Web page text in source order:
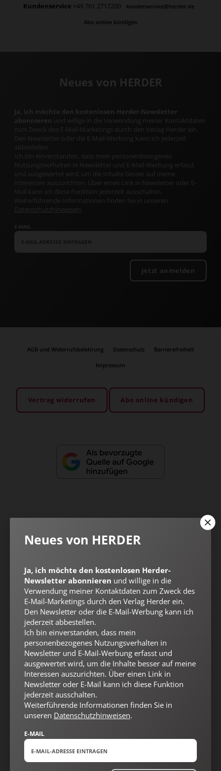
Kundenservice +49 761 2717200 kundenservice@herder.de
Abo online kündigen
Neues von HERDER
Ja, ich möchte den kostenlosen Herder-Newsletter
abonnieren und willige in die Verwendung meiner Kontaktdaten
zum Zweck des E-Mail-Marketings durch den Verlag Herder ein.
Den Newsletter oder die E-Mail-Werbung kann ich jederzeit
abbestellen.
Ich bin einverstanden, dass mein personenbezogenes
Nutzungsverhalten in Newsletter und E-Mail-Werbung erfasst
und ausgewertet wird, um die Inhalte besser auf meine
Interessen auszurichten. Über einen Link in Newsletter oder E-
Mail kann ich diese Funktion jederzeit ausschalten.
Weiterführende Informationen finden Sie in unseren
Datenschutzhinweisen
E-MAIL
Jetzt anmelden
AGB und Widerrufsbelehrung Datenschutz Barrierefreiheit
Impressum
Vertrag widerrufen Abo online kündigen
Nach oben
Neues von HERDER
Ja, ich möchte den kostenlosen Herder-
Newsletter abonnieren und willige in die
Verwendung meiner Kontaktdaten zum Zweck des
E-Mail-Marketings durch den Verlag Herder ein.
Den Newsletter oder die E-Mail-Werbung kann ich
jederzeit abbestellen.
Ich bin einverstanden, dass mein
personenbezogenes Nutzungsverhalten in
Newsletter und E-Mail-Werbung erfasst und
ausgewertet wird, um die Inhalte besser auf meine
Interessen auszurichten. Über einen Link in
Newsletter oder E-Mail kann ich diese Funktion
jederzeit ausschalten.
Weiterführende Informationen finden Sie in
unseren Datenschutzhinweisen.
E-MAIL